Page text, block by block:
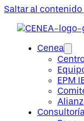
Saltar al contenido
Cenea
EPM